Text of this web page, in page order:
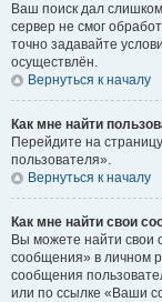
Ваш поиск дал
сервер не смог
точно задавайте
осуществлён.
Вернуться к началу
Как мне найти
Перейдите на
пользователя».
Вернуться к началу
Как мне найти свои
Вы можете найти свои
сообщения» в личном
сообщения
или по ссылке «Ваши